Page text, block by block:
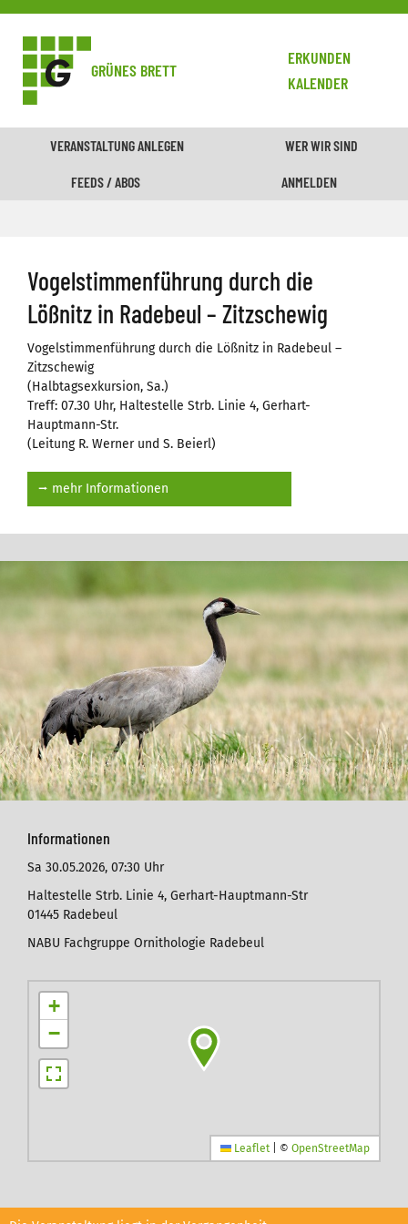
GRÜNES BRETT
ERKUNDEN
KALENDER
VERANSTALTUNG ANLEGEN WER WIR SIND
FEEDS / ABOS ANMELDEN
Informationen
Sa 30.05.2026, 07:30 Uhr
Haltestelle Strb. Linie 4, Gerhart-Hauptmann-Str
01445 Radebeul
NABU Fachgruppe Ornithologie Radebeul
+
−
Leaflet © OpenStreetMap
Vogelstimmenführung durch die
Lößnitz in Radebeul – Zitzschewig
Vogelstimmenführung durch die Lößnitz in Radebeul –
Zitzschewig
(Halbtagsexkursion, Sa.)
Treff: 07.30 Uhr, Haltestelle Strb. Linie 4, Gerhart-
Hauptmann-Str.
(Leitung R. Werner und S. Beierl)
⭢ mehr Informationen